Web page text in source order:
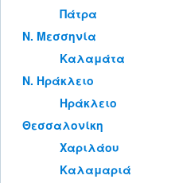
Πάτρα
Ν. Μεσσηνία
Καλαμάτα
Ν. Ηράκλειο
Ηράκλειο
Θεσσαλονίκη
Χαριλάου
Καλαμαριά